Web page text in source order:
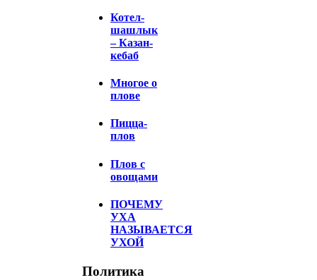
Котел-
шашлык
– Казан-
кебаб
Многое о
плове
Пицца-
плов
Плов с
овощами
ПОЧЕМУ
УХА
НАЗЫВАЕТСЯ
УХОЙ
Политика